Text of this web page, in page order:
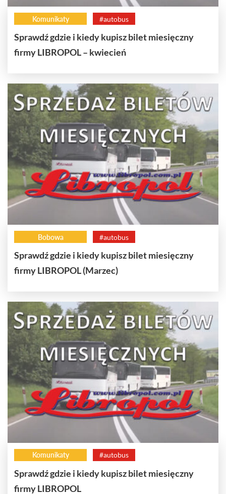
Komunikaty #autobus
Sprawdź gdzie i kiedy kupisz bilet miesięczny
firmy LIBROPOL – kwiecień
Bobowa #autobus
Sprawdź gdzie i kiedy kupisz bilet miesięczny
firmy LIBROPOL (Marzec)
Komunikaty #autobus
Sprawdź gdzie i kiedy kupisz bilet miesięczny
firmy LIBROPOL